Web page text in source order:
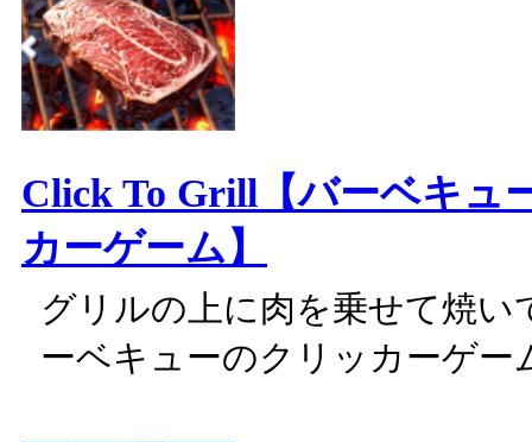
Click To Grill【バーベキュ
カーゲーム】
グリルの上に肉を乗せて焼い
ーベキューのクリッカーゲー